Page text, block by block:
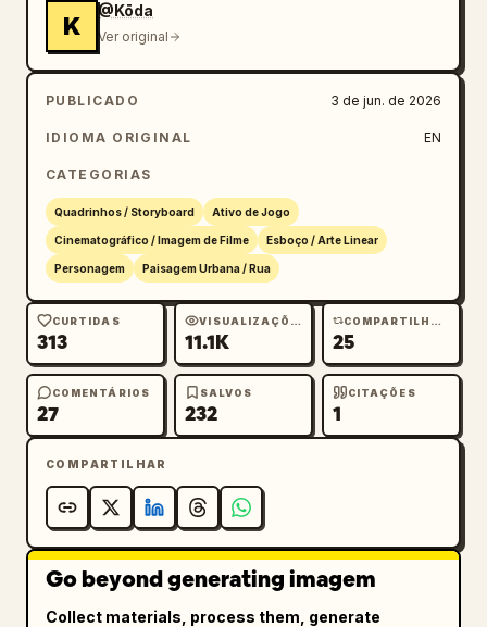
K
@Kōda
Ver original
PUBLICADO 3 de jun. de 2026
IDIOMA ORIGINAL EN
CATEGORIAS
Quadrinhos / Storyboard Ativo de Jogo
Cinematográfico / Imagem de Filme Esboço / Arte Linear
Personagem Paisagem Urbana / Rua
CURTIDAS
313
VISUALIZAÇÕES
11.1K
COMPARTILHAMENTOS
25
COMENTÁRIOS
27
SALVOS
232
CITAÇÕES
1
COMPARTILHAR
Go beyond generating imagem
Collect materials, process them, generate